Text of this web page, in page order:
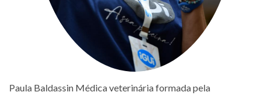
Paula Baldassin Médica veterinária formada pela